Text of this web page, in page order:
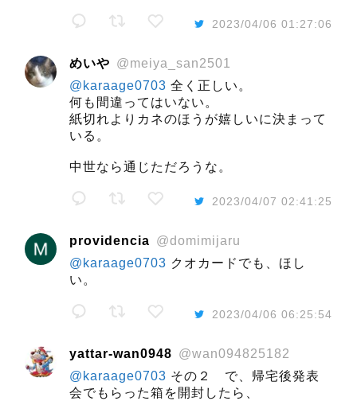
2023/04/06 01:27:06
めいや @meiya_san2501
@karaage0703 全く正しい。
何も間違ってはいない。
紙切れよりカネのほうが嬉しいに決まって
いる。
中世なら通じただろうな。
2023/04/07 02:41:25
providencia @domimijaru
@karaage0703 クオカードでも、ほし
い。
2023/04/06 06:25:54
yattar-wan0948 @wan094825182
@karaage0703 その２ で、帰宅後発表
会でもらった箱を開封したら、